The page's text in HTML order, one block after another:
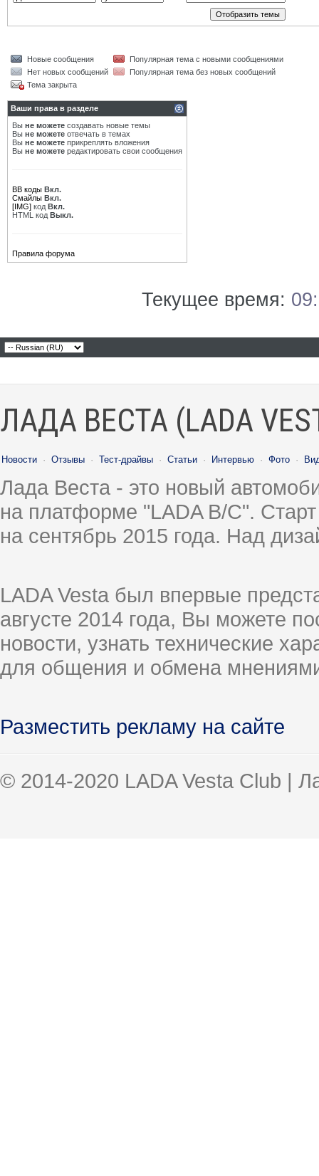
Новые сообщения
Популярная тема с новыми сообщениями
Нет новых сообщений
Популярная тема без новых сообщений
Тема закрыта
Ваши права в разделе
Вы не можете создавать новые темы
Вы не можете отвечать в темах
Вы не можете прикреплять вложения
Вы не можете редактировать свои сообщения
BB коды Вкл.
Смайлы Вкл.
[IMG] код Вкл.
HTML код Выкл.
Правила форума
Текущее время:
ЛАДА ВЕСТА (LADA
Новости · Отзывы · Тест-драйвы · Статьи · Интервью · Фото ·
Лада Веста - это новый
на платформе "LADA B/C".
на сентябрь 2015 года. Над
LADA Vesta был впервые
августе 2014 года, Вы можете
новости, узнать технические
для общения и обмена
Разместить рекламу на сайте
© 2014-2020 LADA Vesta Club |